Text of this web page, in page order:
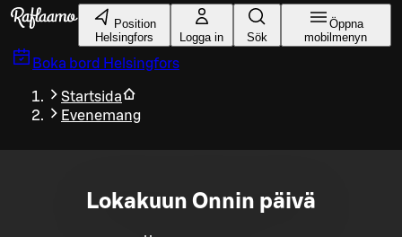
Gå till huvudinnehållet
Position
Helsingfors
Logga in Sök
Öppna
mobilmenyn
Boka bord Helsingfors
Startsida
Evenemang
Lokakuun Onnin päivä